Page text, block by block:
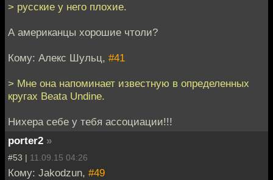
> русские у него плохие.
А американцы хорошие чтоли?
Кому: Алекс Шульц, #41
> Мне она напоминает известную в определенных
кругах Beata Undine.
Нихера себе у тебя ассоциации!!!
porter2 »
#53 | 11.09.15 04:26
Кому: Jakodzun, #49